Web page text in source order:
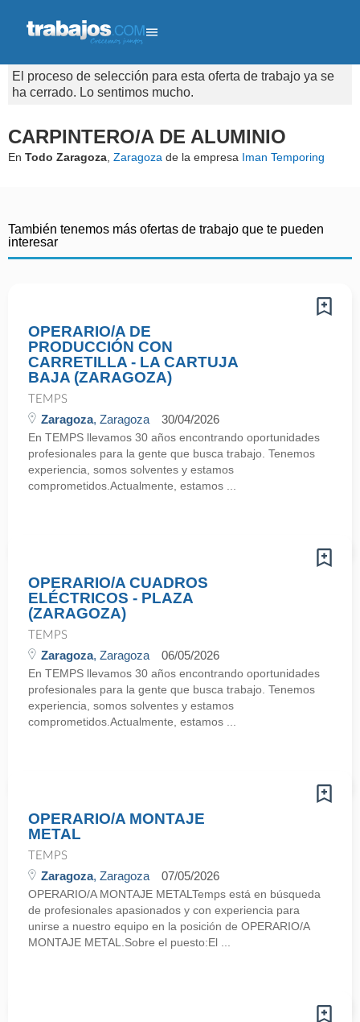
El proceso de selección para esta oferta de trabajo ya se
ha cerrado. Lo sentimos mucho.
CARPINTERO/A DE ALUMINIO
En Todo Zaragoza Zaragoza de la empresa Iman Temporing
También tenemos más ofertas de trabajo que te pueden
interesar
OPERARIO/A DE
PRODUCCIÓN CON
CARRETILLA - LA CARTUJA
BAJA (ZARAGOZA)
TEMPS
Zaragoza, Zaragoza 30/04/2026
En TEMPS llevamos 30 años encontrando oportunidades
profesionales para la gente que busca trabajo. Tenemos
experiencia, somos solventes y estamos
comprometidos.Actualmente, estamos ...
OPERARIO/A CUADROS
ELÉCTRICOS - PLAZA
(ZARAGOZA)
TEMPS
Zaragoza, Zaragoza 06/05/2026
En TEMPS llevamos 30 años encontrando oportunidades
profesionales para la gente que busca trabajo. Tenemos
experiencia, somos solventes y estamos
comprometidos.Actualmente, estamos ...
OPERARIO/A MONTAJE
METAL
TEMPS
Zaragoza, Zaragoza 07/05/2026
OPERARIO/A MONTAJE METALTemps está en búsqueda
de profesionales apasionados y con experiencia para
unirse a nuestro equipo en la posición de OPERARIO/A
MONTAJE METAL.Sobre el puesto:El ...